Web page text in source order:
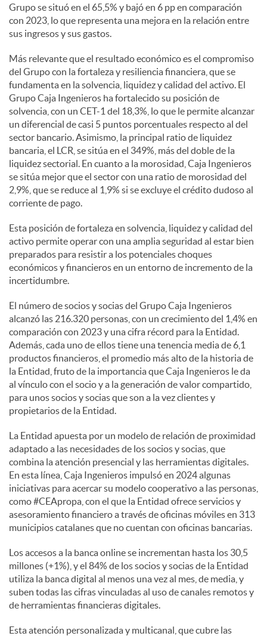
Grupo se situó en el 65,5% y bajó en 6 pp en comparación
con 2023, lo que representa una mejora en la relación entre
sus ingresos y sus gastos.
Más relevante que el resultado económico es el compromiso
del Grupo con la fortaleza y resiliencia financiera, que se
fundamenta en la solvencia, liquidez y calidad del activo. El
Grupo Caja Ingenieros ha fortalecido su posición de
solvencia, con un CET-1 del 18,3%, lo que le permite alcanzar
un diferencial de casi 5 puntos porcentuales respecto al del
sector bancario. Asimismo, la principal ratio de liquidez
bancaria, el LCR, se sitúa en el 349%, más del doble de la
liquidez sectorial. En cuanto a la morosidad, Caja Ingenieros
se sitúa mejor que el sector con una ratio de morosidad del
2,9%, que se reduce al 1,9% si se excluye el crédito dudoso al
corriente de pago.
Esta posición de fortaleza en solvencia, liquidez y calidad del
activo permite operar con una amplia seguridad al estar bien
preparados para resistir a los potenciales choques
económicos y financieros en un entorno de incremento de la
incertidumbre.
El número de socios y socias del Grupo Caja Ingenieros
alcanzó las 216.320 personas, con un crecimiento del 1,4% en
comparación con 2023 y una cifra récord para la Entidad.
Además, cada uno de ellos tiene una tenencia media de 6,1
productos financieros, el promedio más alto de la historia de
la Entidad, fruto de la importancia que Caja Ingenieros le da
al vínculo con el socio y a la generación de valor compartido,
para unos socios y socias que son a la vez clientes y
propietarios de la Entidad.
La Entidad apuesta por un modelo de relación de proximidad
adaptado a las necesidades de los socios y socias, que
combina la atención presencial y las herramientas digitales.
En esta línea, Caja Ingenieros impulsó en 2024 algunas
iniciativas para acercar su modelo cooperativo a las personas,
como #CEApropa, con el que la Entidad ofrece servicios y
asesoramiento financiero a través de oficinas móviles en 313
municipios catalanes que no cuentan con oficinas bancarias.
Los accesos a la banca online se incrementan hasta los 30,5
millones (+1%), y el 84% de los socios y socias de la Entidad
utiliza la banca digital al menos una vez al mes, de media, y
suben todas las cifras vinculadas al uso de canales remotos y
de herramientas financieras digitales.
Esta atención personalizada y multicanal, que cubre las